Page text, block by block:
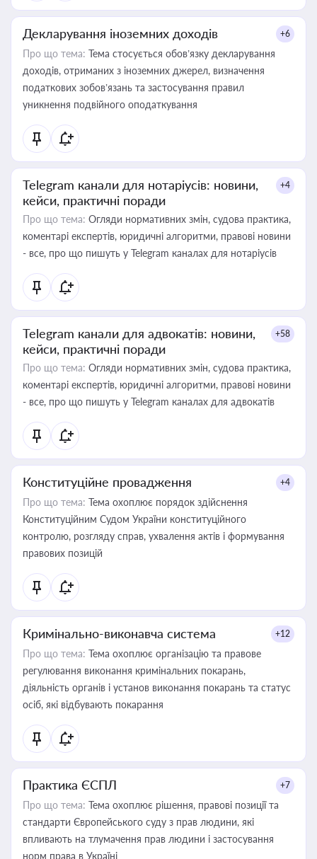
Декларування іноземних доходів +6
Про що тема: Тема стосується обов’язку декларування
доходів, отриманих з іноземних джерел, визначення
податкових зобов’язань та застосування правил
уникнення подвійного оподаткування
Telegram канали для нотаріусів: новини,
кейси, практичні поради
+4
Про що тема: Огляди нормативних змін, судова практика,
коментарі експертів, юридичні алгоритми, правові новини
- все, про що пишуть у Telegram каналах для нотаріусів
Telegram канали для адвокатів: новини,
кейси, практичні поради
+58
Про що тема: Огляди нормативних змін, судова практика,
коментарі експертів, юридичні алгоритми, правові новини
- все, про що пишуть у Telegram каналах для адвокатів
Конституційне провадження +4
Про що тема: Тема охоплює порядок здійснення
Конституційним Судом України конституційного
контролю, розгляду справ, ухвалення актів і формування
правових позицій
Кримінально-виконавча система +12
Про що тема: Тема охоплює організацію та правове
регулювання виконання кримінальних покарань,
діяльність органів і установ виконання покарань та статус
осіб, які відбувають покарання
Практика ЄСПЛ +7
Про що тема: Тема охоплює рішення, правові позиції та
стандарти Європейського суду з прав людини, які
впливають на тлумачення прав людини і застосування
норм права в Україні